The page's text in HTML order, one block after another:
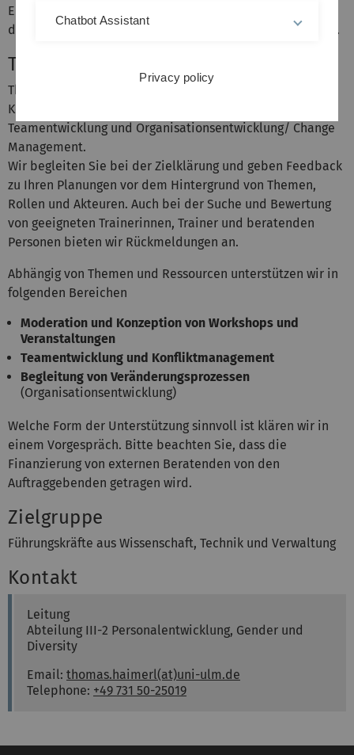
Ebene (Führung, Kommunikation, Konflikt) und der Ebene
der Selbstreflexion (Ressourcenmanagement, Rolle) statt.
Themen
Themen umfassen interne Vernetzungsprozesse,
Konfliktmanagement, Personalführung, Personalauswahl,
Teamentwicklung und Organisationsentwicklung/ Change
Management.
Wir begleiten Sie bei der Zielklärung und geben Feedback
zu Ihren Planungen vor dem Hintergrund von Themen,
Rollen und Akteuren. Auch bei der Suche und Bewertung
von geeigneten Trainerinnen, Trainer und beratenden
Personen bieten wir Rückmeldungen an.
Abhängig von Themen und Ressourcen unterstützen wir in
folgenden Bereichen
Moderation und Konzeption von Workshops und
Veranstaltungen
Teamentwicklung und Konfliktmanagement
Begleitung von Veränderungsprozessen
(Organisationsentwicklung)
Welche Form der Unterstützung sinnvoll ist klären wir in
einem Vorgespräch. Bitte beachten Sie, dass die
Finanzierung von externen Beratenden von den
Auftraggebenden getragen wird.
Zielgruppe
Führungskräfte aus Wissenschaft, Technik und Verwaltung
Kontakt
Thomas
Leitung
Abteilung III-2 Personalentwicklung, Gender und
Diversity
Email: thomas.haimerl(at)uni-ulm.de
Telephone: +49 731 50-25019
Chatbot Assistant
Privacy policy